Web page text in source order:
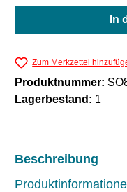
In
Zum Merkzettel
Produktnummer:
Lagerbestand: 1
Beschreibung